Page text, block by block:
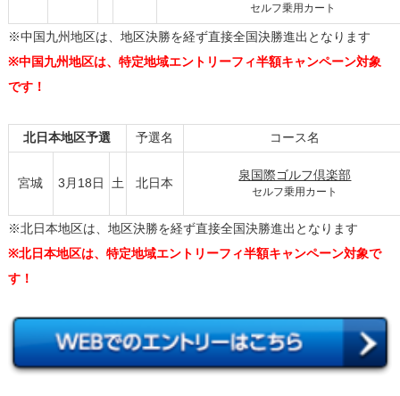
セルフ乗用カート
※中国九州地区は、地区決勝を経ず直接全国決勝進出となります
※中国九州地区は、特定地域エントリーフィ半額キャンペーン対象
です！
北日本地区予選 予選名 コース名
宮城 3月18日 土 北日本
泉国際ゴルフ倶楽部
セルフ乗用カート
※北日本地区は、地区決勝を経ず直接全国決勝進出となります
※北日本地区は、特定地域エントリーフィ半額キャンペーン対象で
す！